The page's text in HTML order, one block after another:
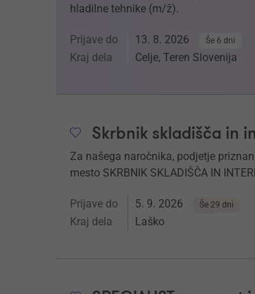
hladilne tehnike (m/ž).
Prijave do 13. 8. 2026 Še 6 dni
Kraj dela Celje, Teren Slovenija
Skrbnik skladišča in
Za našega naročnika, podjetje
mesto SKRBNIK SKLADIŠČA IN
Prijave do 5. 9. 2026 Še 29 dni
Kraj dela Laško